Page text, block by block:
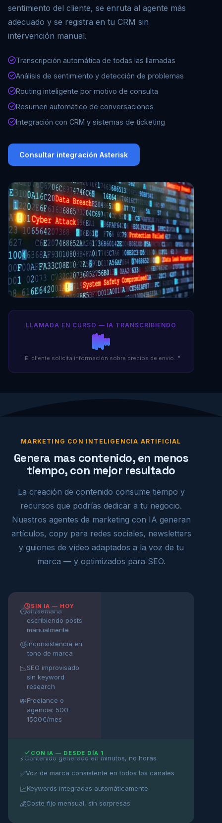
LLAMADA EN CURSO — IA TRANSCRIBIENDO
"El cliente solicita información sobre precios de envio..."
sentimiento del cliente, se enruta al agente más
adecuado y se registra en tu CRM sin
intervención manual.
Transcripción automática de todas las llamadas
Análisis de sentimiento y detección de problemas
Routing inteligente por motivo de consulta
Resumen automático de conversaciones
Integración con CRM y sistemas de ticketing
Consultar integración Asterisk
MARKETING CON INTELIGENCIA ARTIFICIAL
Genera mas contenido, en menos
tiempo, con mejor resultado
La creación de contenido consume tiempo y
recursos que podrías dedicar a tu negocio.
Nuestros agentes de marketing con IA generan
artículos, copy para redes sociales, newsletters
y guiones de vídeo adaptados a la voz de tu
marca — y optimizados para SEO.
SIN IA — HOY
⏱️3h/semana
escribiendo posts
manualmente
😓Inconsistencia en
tono de marca
📉SEO improvisado
sin keyword
research
💸Freelance o
agencia: 500-
1500€/mes
CON IA — DESDE DÍA 1
⚡Contenido generado en minutos, no horas
✅Voz de marca consistente en todos los canales
📈Keywords integradas automáticamente
💰Coste fijo mensual, sin sorpresas